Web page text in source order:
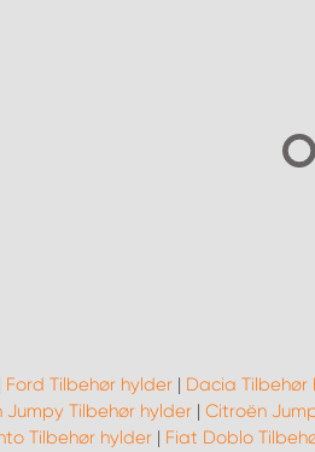
Ford Tilbehør hylder | Dacia Tilbehør
Jumpy Tilbehør hylder | Citroën
Tilbehør hylder | Fiat Doblo